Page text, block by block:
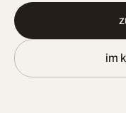
im